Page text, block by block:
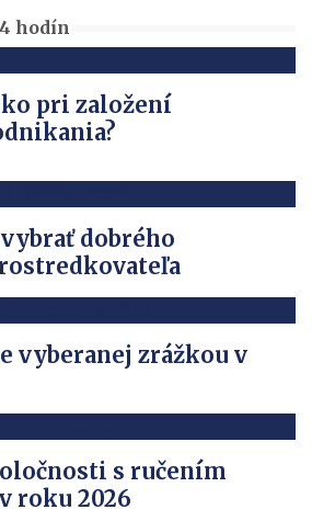
hodín
pri založení
dobrého
vyberanej zrážkou v
s ručením
roku 2026